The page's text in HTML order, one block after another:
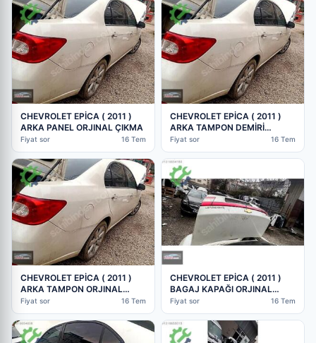
CHEVROLET EPİCA ( 2011 )
ARKA PANEL ORJINAL ÇIKMA
Fiyat sor 16 Tem
CHEVROLET EPİCA ( 2011 )
ARKA TAMPON DEMİRİ
ORJINAL ÇIKMA
Fiyat sor 16 Tem
CHEVROLET EPİCA ( 2011 )
ARKA TAMPON ORJINAL
ÇIKMA
Fiyat sor 16 Tem
CHEVROLET EPİCA ( 2011 )
BAGAJ KAPAĞI ORJINAL
ÇIKMA
Fiyat sor 16 Tem